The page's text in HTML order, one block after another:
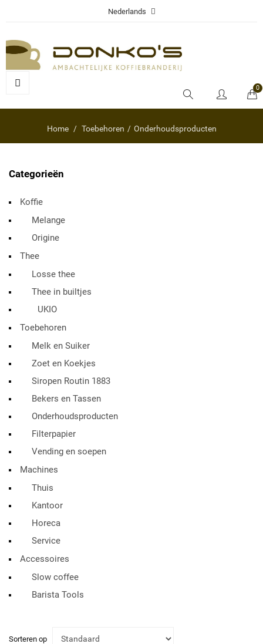
Nederlands
0
Home Toebehoren Onderhoudsproducten
Categorieën
Koffie
Melange
Origine
Thee
Losse thee
Thee in builtjes
UKIO
Toebehoren
Melk en Suiker
Zoet en Koekjes
Siropen Routin 1883
Bekers en Tassen
Onderhoudsproducten
Filterpapier
Vending en soepen
Machines
Thuis
Kantoor
Horeca
Service
Accessoires
Slow coffee
Barista Tools
Sorteren op